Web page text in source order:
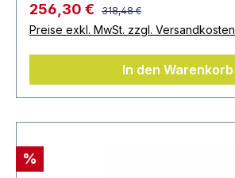
256,30 € 318,48 €
Preise exkl. MwSt. zzgl. Versandkosten
In den Warenkorb
%